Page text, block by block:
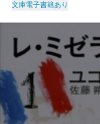
文庫電子書籍あり